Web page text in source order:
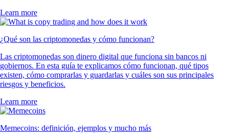
Learn more
¿Qué son las criptomonedas y cómo funcionan?
Las criptomonedas son dinero digital que funciona sin bancos ni
gobiernos. En esta guía te explicamos cómo funcionan, qué tipos
existen, cómo comprarlas y guardarlas y cuáles son sus principales
riesgos y beneficios.
Learn more
Memecoins: definición, ejemplos y mucho más